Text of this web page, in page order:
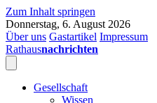
Zum Inhalt springen
Donnerstag, 6. August 2026
Über uns Gastartikel Impressum
Rathausnachrichten
Gesellschaft
Wissen